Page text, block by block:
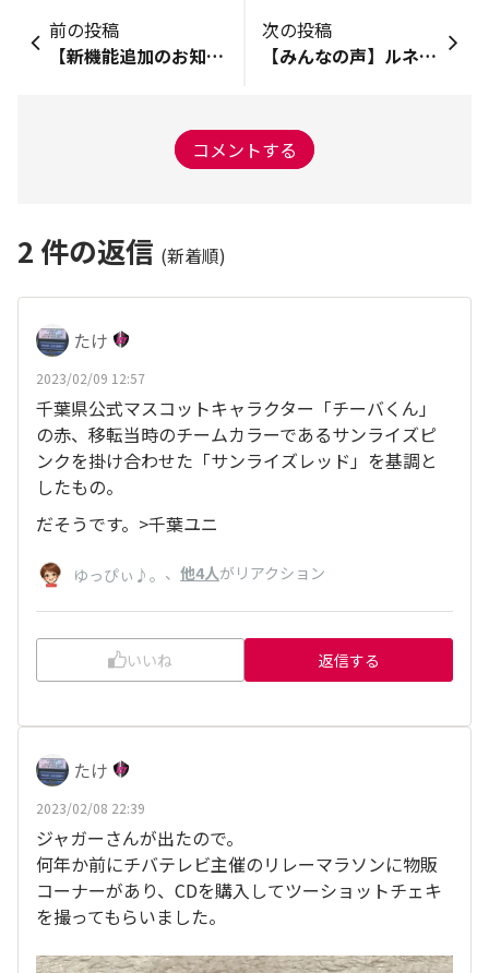
前の投稿
【新機能追加のお知らせ】“メンション”ができるようになりました！
次の投稿
【みんなの声】ルネサンス会員ならだれでも使える『カロママプラス』、使ってる？
コメントする
2 件の返信 (新着順)
たけ
2023/02/09 12:57
千葉県公式マスコットキャラクター「チーバくん」
の赤、移転当時のチームカラーであるサンライズピ
ンクを掛け合わせた「サンライズレッド」を基調と
したもの。
だそうです。>千葉ユニ
ゆっぴぃ♪。 、 他4人がリアクション
いいね 返信する
たけ
2023/02/08 22:39
ジャガーさんが出たので。
何年か前にチバテレビ主催のリレーマラソンに物販
コーナーがあり、CDを購入してツーショットチェキ
を撮ってもらいました。